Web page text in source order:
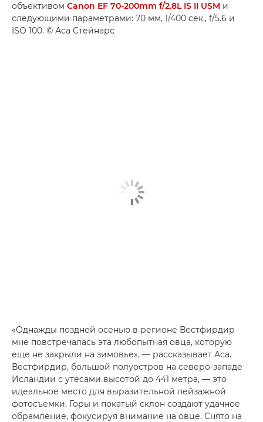
объективом Canon EF 70-200mm f/2.8L IS II USM и
следующими параметрами: 70 мм, 1/400 сек., f/5.6 и
ISO 100. © Аса Стейнарс
«Однажды поздней осенью в регионе Вестфирдир
мне повстречалась эта любопытная овца, которую
еще не закрыли на зимовье», — рассказывает Аса.
Вестфирдир, большой полуостров на северо-западе
Исландии с утесами высотой до 441 метра, — это
идеальное место для выразительной пейзажной
фотосъемки. Горы и покатый склон создают удачное
обрамление, фокусируя внимание на овце. Снято на